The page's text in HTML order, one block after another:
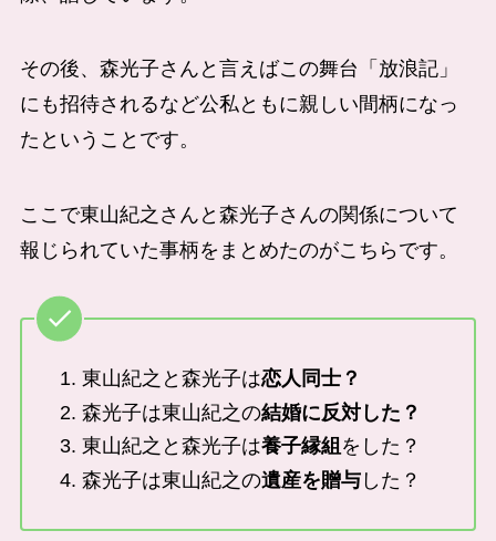
その後、森光子さんと言えばこの舞台「放浪記」
にも招待されるなど公私ともに親しい間柄になっ
たということです。
ここで東山紀之さんと森光子さんの関係について
報じられていた事柄をまとめたのがこちらです。
東山紀之と森光子は恋人同士？
森光子は東山紀之の結婚に反対した？
東山紀之と森光子は養子縁組 をした？
森光子は東山紀之の遺産を贈与した？